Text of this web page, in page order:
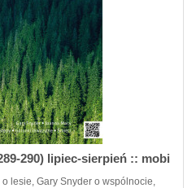
290) lipiec-sierpień :: mobi
lesie, Gary Snyder o wspólnocie,